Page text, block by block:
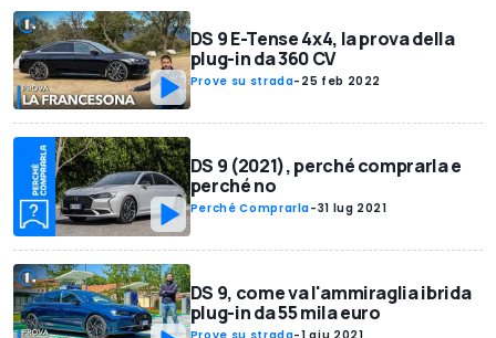
DS 9 E-Tense 4x4, la prova della
plug-in da 360 CV
Prove su strada- 25 feb 2022
DS 9 (2021), perché comprarla e
perché no
Perché Comprarla-31 lug 2021
DS 9, come va l'ammiraglia ibrida
plug-in da 55 mila euro